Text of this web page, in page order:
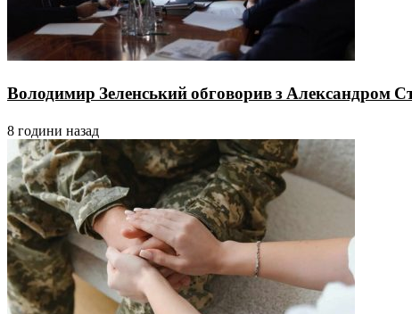
Володимир Зеленський обговорив з Александром
8 години назад